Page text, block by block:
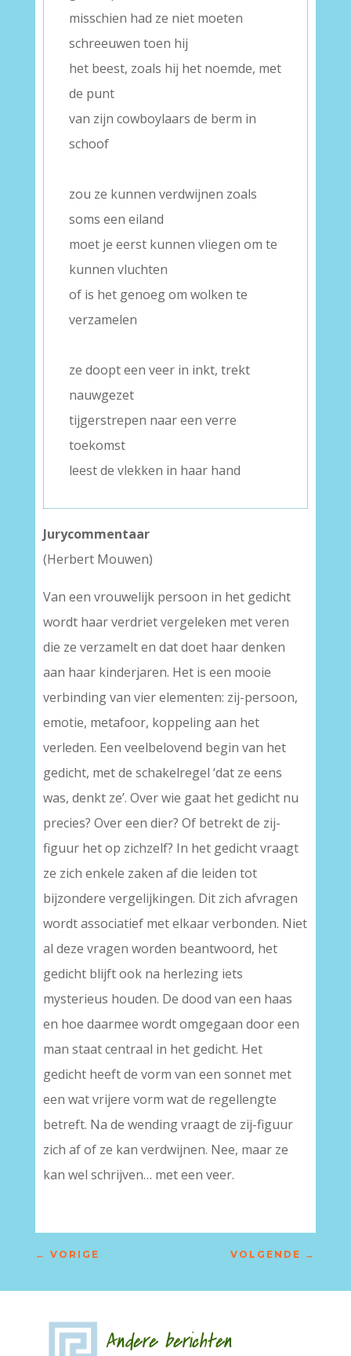
misschien had ze niet moeten
schreeuwen toen hij
het beest, zoals hij het noemde, met
de punt
van zijn cowboylaars de berm in
schoof
zou ze kunnen verdwijnen zoals
soms een eiland
moet je eerst kunnen vliegen om te
kunnen vluchten
of is het genoeg om wolken te
verzamelen
ze doopt een veer in inkt, trekt
nauwgezet
tijgerstrepen naar een verre
toekomst
leest de vlekken in haar hand
Jurycommentaar
(Herbert Mouwen)
Van een vrouwelijk persoon in het gedicht
wordt haar verdriet vergeleken met veren
die ze verzamelt en dat doet haar denken
aan haar kinderjaren. Het is een mooie
verbinding van vier elementen: zij-persoon,
emotie, metafoor, koppeling aan het
verleden. Een veelbelovend begin van het
gedicht, met de schakelregel ‘dat ze eens
was, denkt ze’. Over wie gaat het gedicht nu
precies? Over een dier? Of betrekt de zij-
figuur het op zichzelf? In het gedicht vraagt
ze zich enkele zaken af die leiden tot
bijzondere vergelijkingen. Dit zich afvragen
wordt associatief met elkaar verbonden. Niet
al deze vragen worden beantwoord, het
gedicht blijft ook na herlezing iets
mysterieus houden. De dood van een haas
en hoe daarmee wordt omgegaan door een
man staat centraal in het gedicht. Het
gedicht heeft de vorm van een sonnet met
een wat vrijere vorm wat de regellengte
betreft. Na de wending vraagt de zij-figuur
zich af of ze kan verdwijnen. Nee, maar ze
kan wel schrijven… met een veer.
← VORIGE VOLGENDE →
Andere berichten